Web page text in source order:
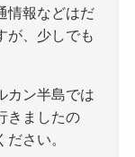
情報などはだ
が、少しでも
カン半島では
きましたの
さい。